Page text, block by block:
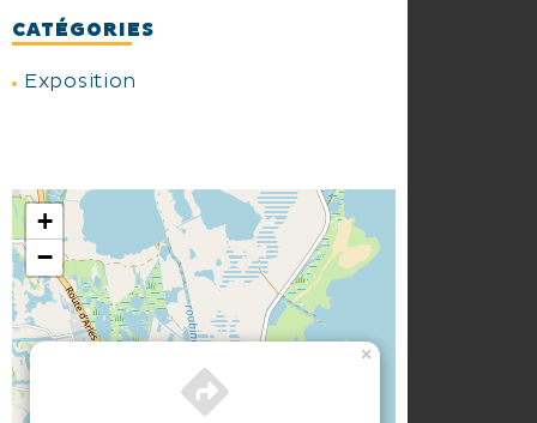
CATÉGORIES
Exposition
×
+
−